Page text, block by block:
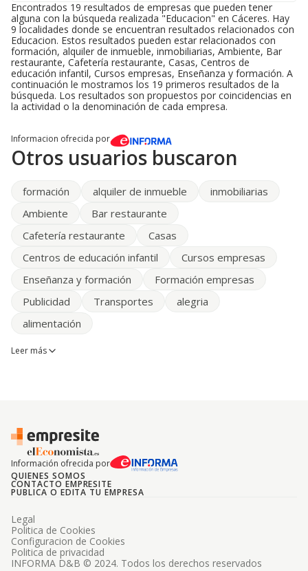
Encontrados 19 resultados de empresas que pueden tener
alguna con la búsqueda realizada "Educacion" en Cáceres. Hay
9 localidades donde se encuentran resultados relacionados con
Educacion. Estos resultados pueden estar relacionados con
formación, alquiler de inmueble, inmobiliarias, Ambiente, Bar
restaurante, Cafetería restaurante, Casas, Centros de
educación infantil, Cursos empresas, Enseñanza y formación. A
continuación le mostramos los 19 primeros resultados de la
búsqueda. Los resultados son propuestos por coincidencias en
la actividad o la denominación de cada empresa.
Informacion ofrecida por
Otros usuarios buscaron
formación alquiler de inmueble
inmobiliarias
Ambiente
Bar restaurante
Cafetería restaurante
Casas
Centros de educación infantil
Cursos empresas
Enseñanza y formación
Formación empresas
Publicidad
Transportes
alegria
alimentación
Leer más
Información ofrecida por
QUIENES SOMOS
CONTACTO EMPRESITE
PUBLICA O EDITA TU EMPRESA
INFORMA D&B © 2024. Todos los derechos reservados
Legal
Politica de Cookies
Configuracion de Cookies
Politica de privacidad